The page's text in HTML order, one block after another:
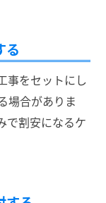
る
事をセットにし
場合がありま
で割安になるケ